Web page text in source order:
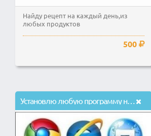
Найду рецепт на каждый день,из
любых продуктов
500
Установлю любую программу на ваш ПК.